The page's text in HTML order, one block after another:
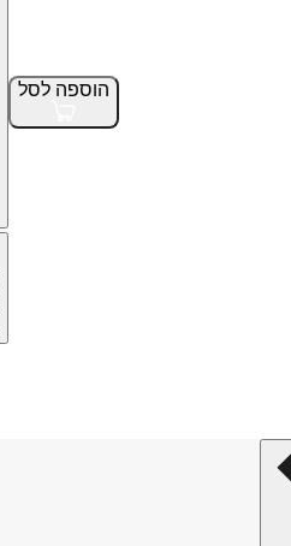
הוספה לסל